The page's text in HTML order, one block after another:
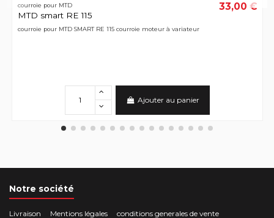
courroie pour MTD
MTD smart RE 115
33,00 €
courroie pour MTD SMART RE 115 courroie moteur à variateur
Ajouter au panier
Notre société
Livraison Mentions légales conditions generales de vente